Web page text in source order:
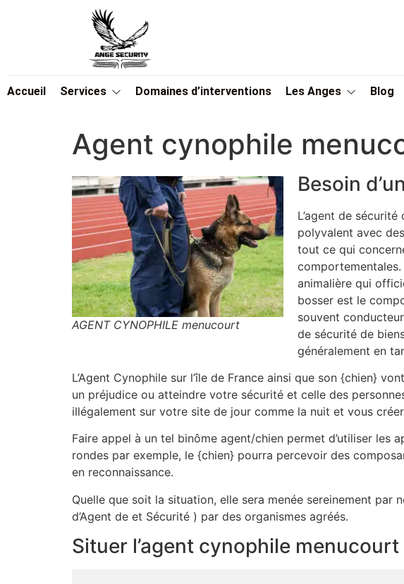
Accueil Services Domaines d’interventions Les Anges Blog
Agent cynophile
AGENT CYNOPHILE menucourt
Besoin
L’agent de
polyvalent avec
tout ce qui
animalière qui
bosser est le
souvent
de sécurité de
généralement en
L’Agent Cynophile sur l’île de France ainsi que son {chien}
un préjudice ou atteindre votre sécurité et celle des
illégalement sur votre site de jour comme la nuit et vous
Faire appel à un tel binôme agent/chien permet d’utiliser les
rondes par exemple, le {chien} pourra percevoir des
en reconnaissance.
Quelle que soit la situation, elle sera menée sereinement
d’Agent de et Sécurité ) par des organismes agréés.
Situer l’agent cynophile menucourt